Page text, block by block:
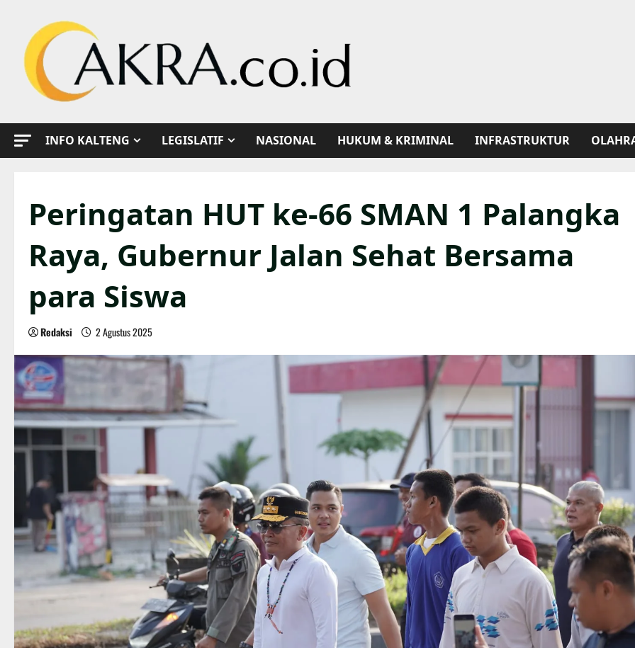
content
INFO KALTENG LEGISLATIF NASIONAL HUKUM & KRIMINAL INFRASTRUKTUR
Peringatan HUT ke-66 SMAN 1 Palangka
Raya, Gubernur Jalan Sehat Bersama
para Siswa
Redaksi 2 Agustus 2025